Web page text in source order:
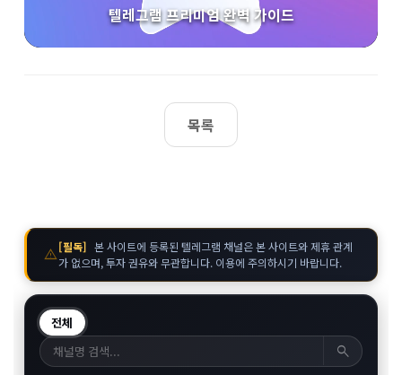
텔레그램 프리미엄 완벽 가이드
목록
warning[필독] 본 사이트에 등록된 텔레그램 채널은 본 사이트와 제휴 관계
가 없으며, 투자 권유와 무관합니다. 이용에 주의하시기 바랍니다.
전체
search